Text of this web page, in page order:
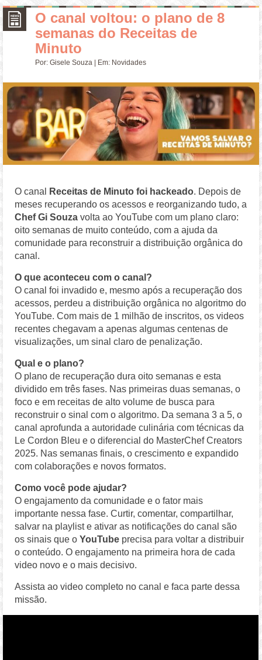
O canal voltou: o plano de 8
semanas do Receitas de
Minuto
Por:Gisele Souza | Em: Novidades
O canal Receitas de Minuto foi hackeado. Depois de
meses recuperando os acessos e reorganizando tudo, a
Chef Gi Souza volta ao YouTube com um plano claro:
oito semanas de muito conteúdo, com a ajuda da
comunidade para reconstruir a distribuição orgânica do
canal.
O que aconteceu com o canal?
O canal foi invadido e, mesmo após a recuperação dos
acessos, perdeu a distribuição orgânica no algoritmo do
YouTube. Com mais de 1 milhão de inscritos, os videos
recentes chegavam a apenas algumas centenas de
visualizações, um sinal claro de penalização.
Qual e o plano?
O plano de recuperação dura oito semanas e esta
dividido em três fases. Nas primeiras duas semanas, o
foco e em receitas de alto volume de busca para
reconstruir o sinal com o algoritmo. Da semana 3 a 5, o
canal aprofunda a autoridade culinária com técnicas da
Le Cordon Bleu e o diferencial do MasterChef Creators
2025. Nas semanas finais, o crescimento e expandido
com colaborações e novos formatos.
Como você pode ajudar?
O engajamento da comunidade e o fator mais
importante nessa fase. Curtir, comentar, compartilhar,
salvar na playlist e ativar as notificações do canal são
os sinais que oYouTube precisa para voltar a distribuir
o conteúdo. O engajamento na primeira hora de cada
video novo e o mais decisivo.
Assista ao video completo no canal e faca parte dessa
missão.